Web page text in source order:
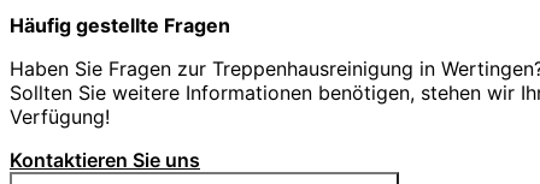
Häufig gestellte Fragen
Haben Sie Fragen zur Treppenhausreinigung in
Sollten Sie weitere Informationen benötigen, stehen wir
Verfügung!
Kontaktieren Sie uns